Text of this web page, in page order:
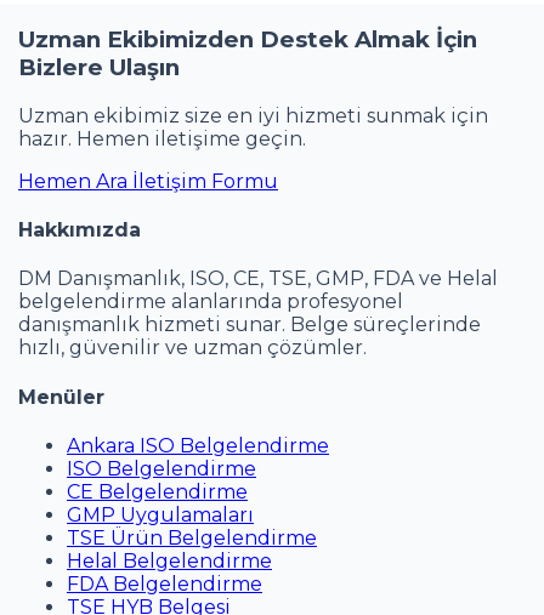
Uzman Ekibimizden Destek Almak İçin
Bizlere Ulaşın
Uzman ekibimiz size en iyi hizmeti sunmak için
hazır. Hemen iletişime geçin.
Hemen Ara İletişim Formu
Hakkımızda
DM Danışmanlık, ISO, CE, TSE, GMP, FDA ve Helal
belgelendirme alanlarında profesyonel
danışmanlık hizmeti sunar. Belge süreçlerinde
hızlı, güvenilir ve uzman çözümler.
Menüler
Ankara ISO Belgelendirme
ISO Belgelendirme
CE Belgelendirme
GMP Uygulamaları
TSE Ürün Belgelendirme
Helal Belgelendirme
FDA Belgelendirme
TSE HYB Belgesi